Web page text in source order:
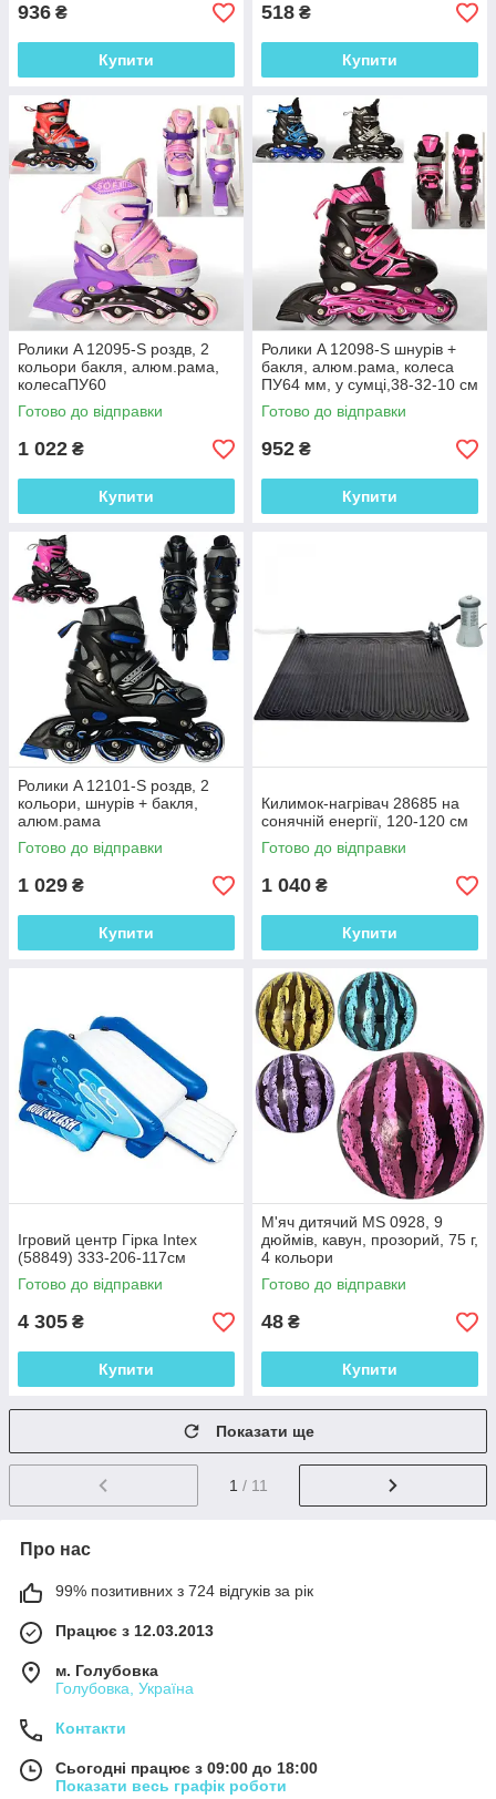
936 ₴
Купити
518 ₴
Купити
Ролики A 12095-S роздв, 2
кольори бакля, алюм.рама,
колесаПУ60
Готово до відправки
1 022 ₴
Купити
Ролики A 12098-S шнурів +
бакля, алюм.рама, колеса
ПУ64 мм, у сумці,38-32-10 см
Готово до відправки
952 ₴
Купити
Ролики A 12101-S роздв, 2
кольори, шнурів + бакля,
алюм.рама
Готово до відправки
1 029 ₴
Купити
Килимок-нагрівач 28685 на
сонячній енергії, 120-120 см
Готово до відправки
1 040 ₴
Купити
Ігровий центр Гірка Intex
(58849) 333-206-117см
Готово до відправки
4 305 ₴
Купити
М'яч дитячий MS 0928, 9
дюймів, кавун, прозорий, 75 г,
4 кольори
Готово до відправки
48 ₴
Купити
Показати ще
1 / 11
Про нас
99% позитивних з 724 відгуків за рік
Працює з 12.03.2013
м. Голубовка
Голубовка, Україна
Контакти
Сьогодні працює з 09:00 до 18:00
Показати весь графік роботи